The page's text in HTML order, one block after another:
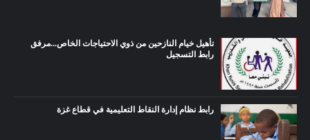
تأهيل خيام النازحين من ذوي الاحتياجات الخاص...مرفق
رابط التسجيل
رابط نظام إدارة النقاط التعليمية في قطاع غزة